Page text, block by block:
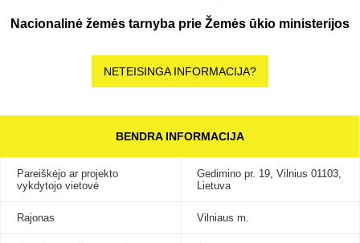
Nacionalinė žemės tarnyba prie Žemės ūkio ministerijos
NETEISINGA INFORMACIJA?
BENDRA INFORMACIJA
Pareiškėjo ar projekto
vykdytojo vietovė
Gedimino pr. 19, Vilnius 01103,
Lietuva
Rajonas Vilniaus m.